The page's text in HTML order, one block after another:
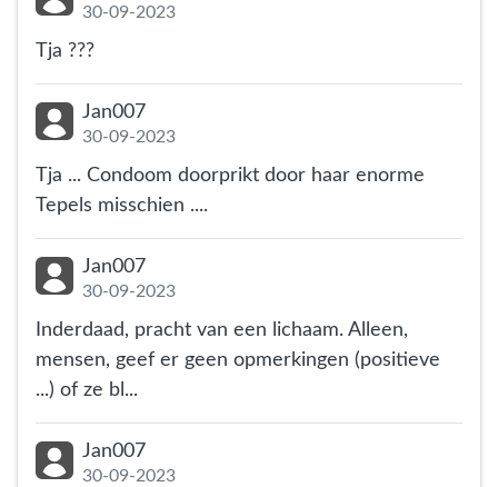
30-09-2023
Tja ???
Jan007
30-09-2023
Tja ... Condoom doorprikt door haar enorme
Tepels misschien ....
Jan007
30-09-2023
Inderdaad, pracht van een lichaam. Alleen,
mensen, geef er geen opmerkingen (positieve
...) of ze bl...
Jan007
30-09-2023